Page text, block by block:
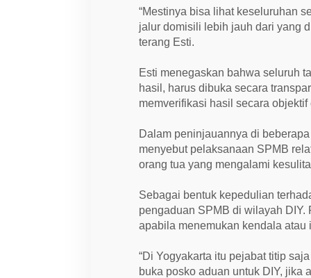
“Mestinya bisa lihat keseluruhan
jalur domisili lebih jauh dari yang
terang Esti.
Esti menegaskan bahwa seluruh
hasil, harus dibuka secara
memverifikasi hasil secara
Dalam peninjauannya di
menyebut pelaksanaan SPMB
orang tua yang mengalami
Sebagai bentuk kepedulian
pengaduan SPMB di wilayah
apabila menemukan kendala
“Di Yogyakarta itu pejabat titip
buka posko aduan untuk DIY, jika